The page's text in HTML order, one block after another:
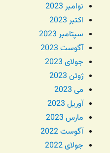
نوامبر 2023
اکتبر 2023
سپتامبر 2023
آگوست 2023
جولای 2023
ژوئن 2023
می 2023
آوریل 2023
مارس 2023
آگوست 2022
جولای 2022